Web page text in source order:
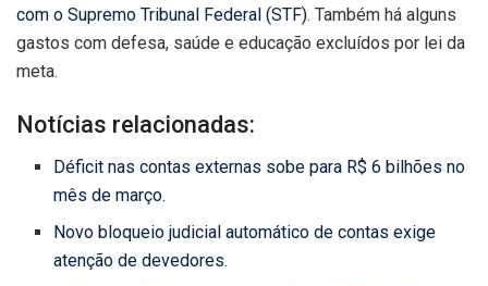
com o Supremo Tribunal Federal (STF). Também há alguns
gastos com defesa, saúde e educação excluídos por lei da
meta.
Notícias relacionadas:
Déficit nas contas externas sobe para R$ 6 bilhões no
mês de março.
Novo bloqueio judicial automático de contas exige
atenção de devedores.